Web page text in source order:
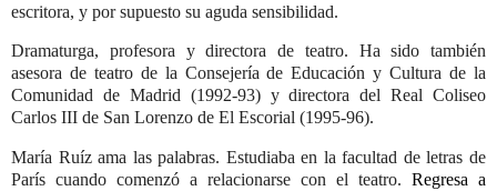
escritora, y por supuesto su aguda sensibilidad.
Dramaturga, profesora y directora de teatro. Ha sido también
asesora de teatro de la Consejería de Educación y Cultura de la
Comunidad de Madrid (1992-93) y directora del Real Coliseo
Carlos III de San Lorenzo de El Escorial (1995-96).
María Ruíz ama las palabras. Estudiaba en la facultad de letras de
París cuando comenzó a relacionarse con el teatro. Regresa a